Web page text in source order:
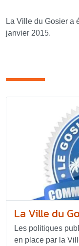
La Ville du Gosier a
janvier 2015.
articles
La Ville du
Les politiques
en place par la